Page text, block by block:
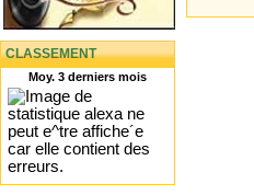
CLASSEMENT
Moy. 3 derniers mois